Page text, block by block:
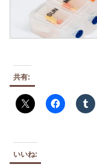
共有:
いいね: